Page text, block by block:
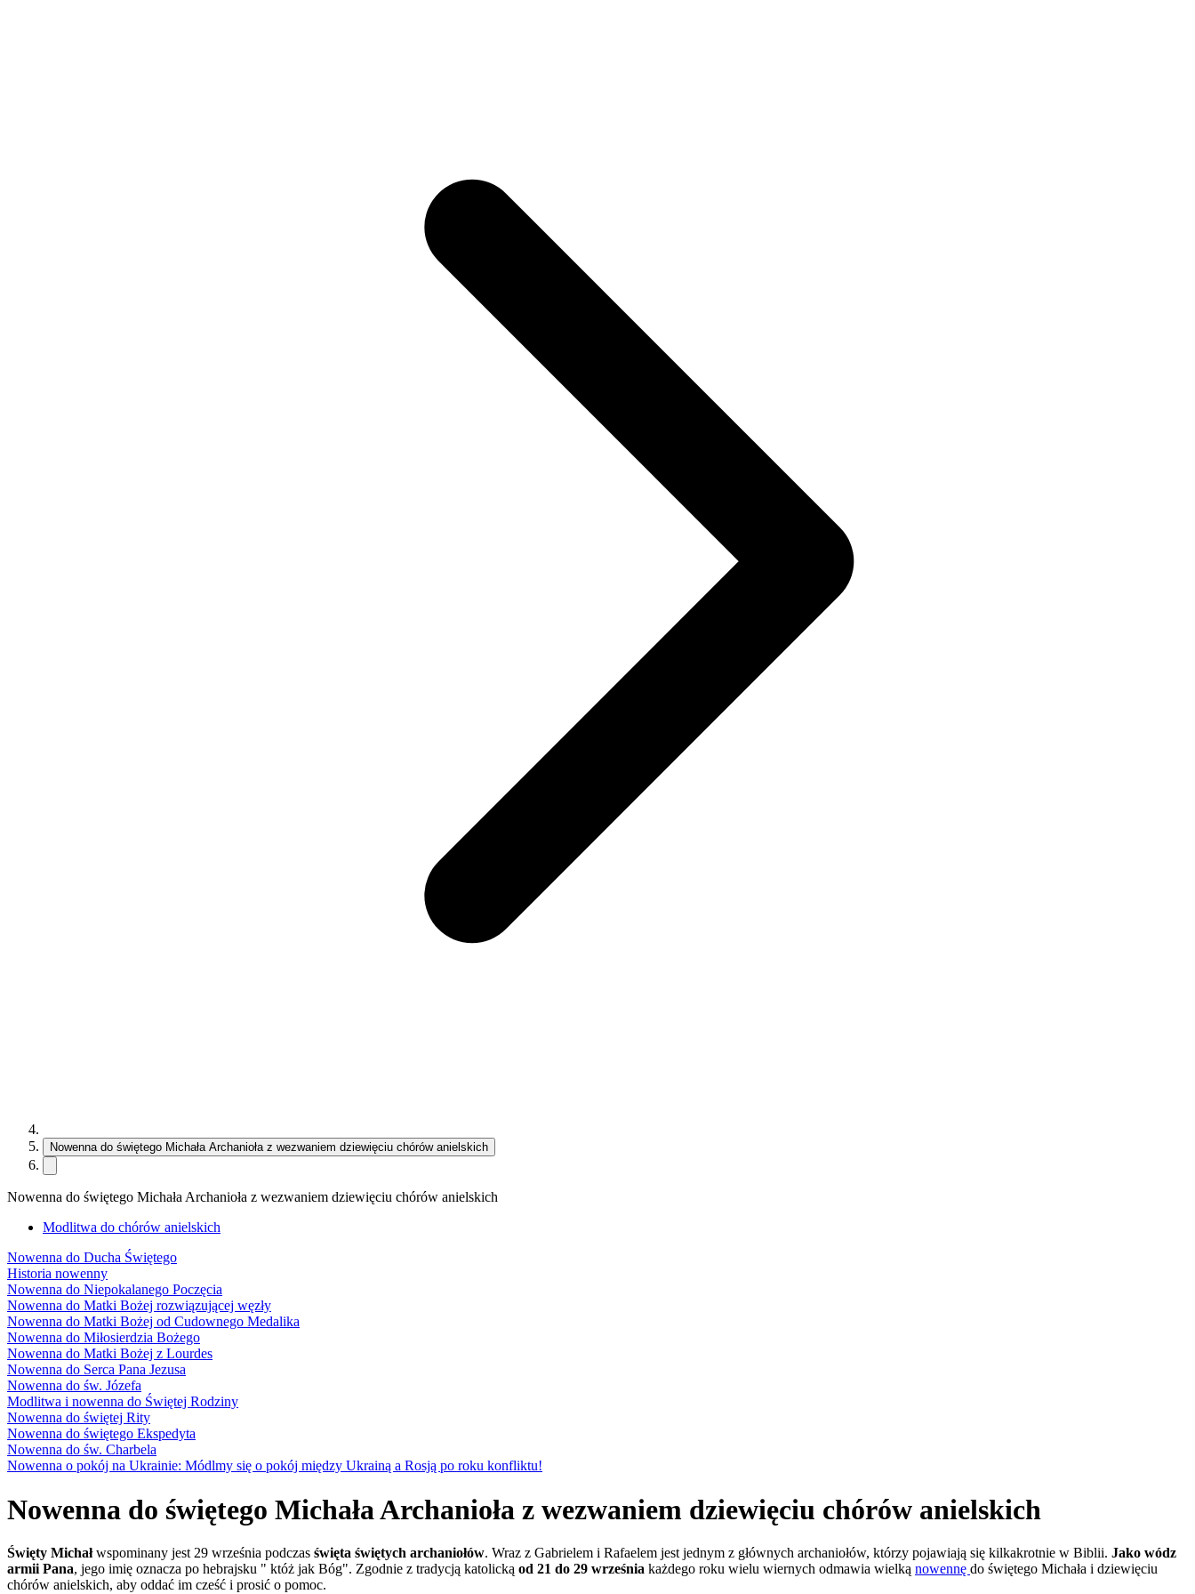
Nowenna do świętego Michała Archanioła z wezwaniem dziewięciu chórów anielskich
Nowenna do świętego Michała Archanioła z wezwaniem dziewięciu chórów anielskich
Modlitwa do chórów anielskich
Nowenna do Ducha Świętego
Historia nowenny
Nowenna do Niepokalanego Poczęcia
Nowenna do Matki Bożej rozwiązującej węzły
Nowenna do Matki Bożej od Cudownego Medalika
Nowenna do Miłosierdzia Bożego
Nowenna do Matki Bożej z Lourdes
Nowenna do Serca Pana Jezusa
Nowenna do św. Józefa
Modlitwa i nowenna do Świętej Rodziny
Nowenna do świętej Rity
Nowenna do świętego Ekspedyta
Nowenna do św. Charbela
Nowenna o pokój na Ukrainie: Módlmy się o pokój między Ukrainą a Rosją po roku konfliktu!
Nowenna do świętego Michała Archanioła z wezwaniem dziewięciu chórów anielskich
Święty Michałwspominany jest 29 września podczas święta świętych archaniołów. Wraz z Gabrielem i Rafaelem jest jednym z głównych archaniołów, którzy pojawiają się kilkakrotnie w Biblii. Jako wódz
armii Pana, jego imię oznacza po hebrajsku " któż jak Bóg". Zgodnie z tradycją katolicką od 21 do 29 września każdego roku wielu wiernych odmawia wielką nowennę do świętego Michała i dziewięciu
chórów anielskich, aby oddać im cześć i prosić o pomoc.